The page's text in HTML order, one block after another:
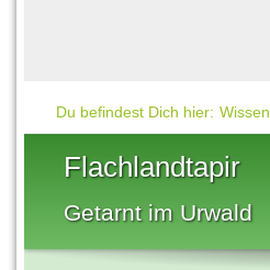
Du befindest Dich hier: Wissen
Flachlandtapir
Getarnt im Urwald